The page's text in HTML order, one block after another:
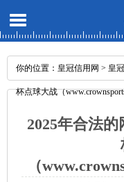
你的位置： 皇冠信用网 > 皇
杯点球大战（
2025年合法
（